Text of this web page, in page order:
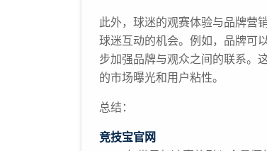
此外，球迷的观赛体验与品牌营
球迷互动的机会。例如，品牌可
步加强品牌与观众之间的联系。
的市场曝光和用户粘性。
总结：
竞技宝官网